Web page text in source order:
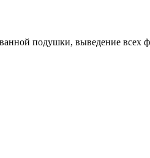
подушки, выведение